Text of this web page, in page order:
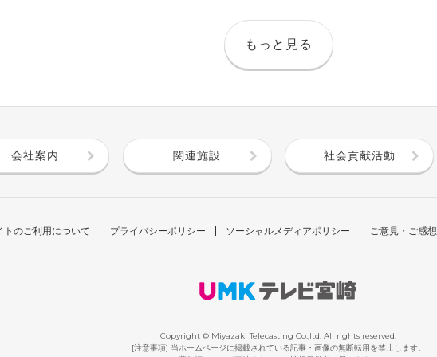
もっと見る
会社案内 関連施設 社会貢献活動
トのご利用について プライバシーポリシー ソーシャルメディアポリシー ご意見・ご感想
Copyright © Miyazaki Telecasting Co.,ltd. All rights reserved.
[注意事項] 当ホームページに掲載されている記事・画像の無断転用を禁止します。